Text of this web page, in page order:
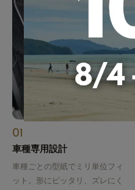
01
車種専用設計
車種ごとの型紙でミリ単位フィ
ット。形にピッタリ、ズレにく